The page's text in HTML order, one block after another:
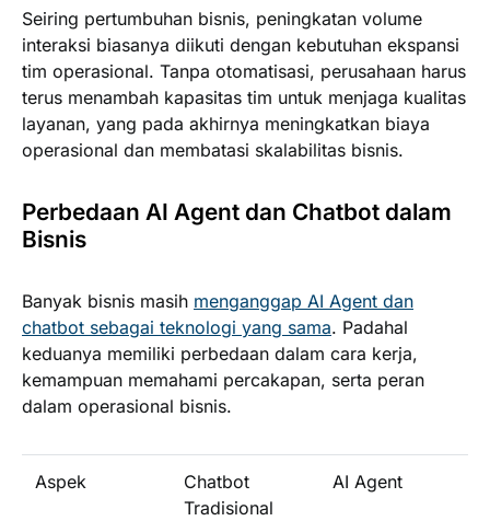
Seiring pertumbuhan bisnis, peningkatan volume
interaksi biasanya diikuti dengan kebutuhan ekspansi
tim operasional. Tanpa otomatisasi, perusahaan harus
terus menambah kapasitas tim untuk menjaga kualitas
layanan, yang pada akhirnya meningkatkan biaya
operasional dan membatasi skalabilitas bisnis.
Perbedaan AI Agent dan Chatbot dalam
Bisnis
Banyak bisnis masih menganggap AI Agent dan
chatbot sebagai teknologi yang sama. Padahal
keduanya memiliki perbedaan dalam cara kerja,
kemampuan memahami percakapan, serta peran
dalam operasional bisnis.
Aspek
Chatbot
Tradisional
AI Agent